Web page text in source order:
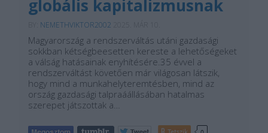
globális kapitalizmusnak
NEMETHVIKTOR2002
Magyarország a rendszerváltás utáni gazdasági
sokkban kétségbeesetten kereste a lehetőségeket
a válság hatásainak enyhítésére.35 évvel a
rendszerváltást követően már világosan látszik,
hogy mind a munkahelyteremtésben, mind az
ország gazdasági talpraáállásában hatalmas
szerepet játszottak a…